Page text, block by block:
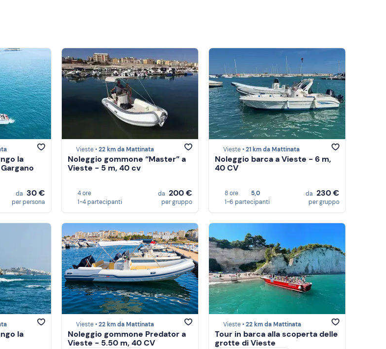
la
da 30 €
per persona
Vieste •22 km da Mattinata
Noleggio gommone “Master” a
Vieste - 5 m, 40 cv
4 ore
1-4 partecipanti
da 200 €
per gruppo
Vieste •21 km da Mattinata
Noleggio barca a Vieste - 6 m,
40 CV
8 ore
5,0
1-6 partecipanti
da 230 €
per gruppo
la
Vieste •22 km da Mattinata
Noleggio gommone Predator a
Vieste - 5.50 m, 40 CV
Vieste •22 km da Mattinata
Tour in barca alla scoperta delle
grotte di Vieste